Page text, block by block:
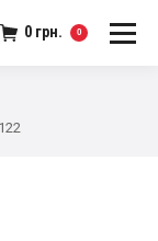
0 грн. 0